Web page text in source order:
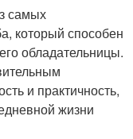
самых
который способен
обладательницы.
и практичность,
жизни